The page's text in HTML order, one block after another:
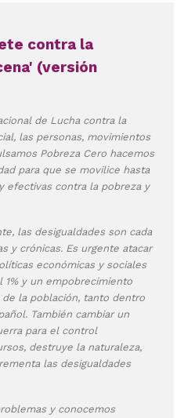
contra la
(versión
de Lucha contra la
las personas, movimientos
Pobreza Cero hacemos
para que se movilice hasta
efectivas contra la pobreza y
las desigualdades son cada
y crónicas. Es urgente atacar
económicas y sociales
1% y un empobrecimiento
la población, tanto dentro
También cambiar un
para el control
destruye la naturaleza,
las desigualdades
y conocemos